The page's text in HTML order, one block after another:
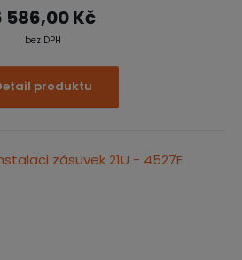
586,00 Kč
bez DPH
produktu